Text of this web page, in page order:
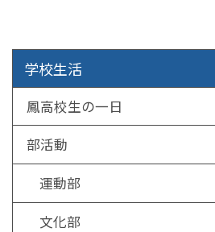
学校生活
鳳高校生の一日
部活動
運動部
文化部